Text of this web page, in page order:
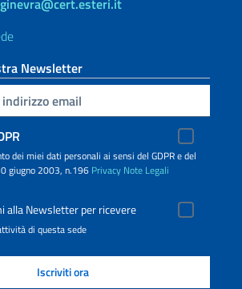
Newsletter
dei miei dati personali ai sensi del GDPR e del
giugno 2003, n.196 Privacy Note Legali
alla Newsletter per ricevere
di questa sede